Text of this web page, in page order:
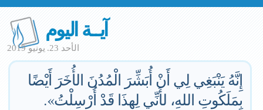
آيــة اليوم
الأحد 23. يونيو 2019
إِنَّهُ يَنْبَغِي لِي أَنْ أُبَشِّرَ الْمُدُنَ الأُخَرَ أَيْضًا
بِمَلَكُوتِ اللهِ، لأَنِّي لِهذَا قَدْ أُرْسِلْتُ».